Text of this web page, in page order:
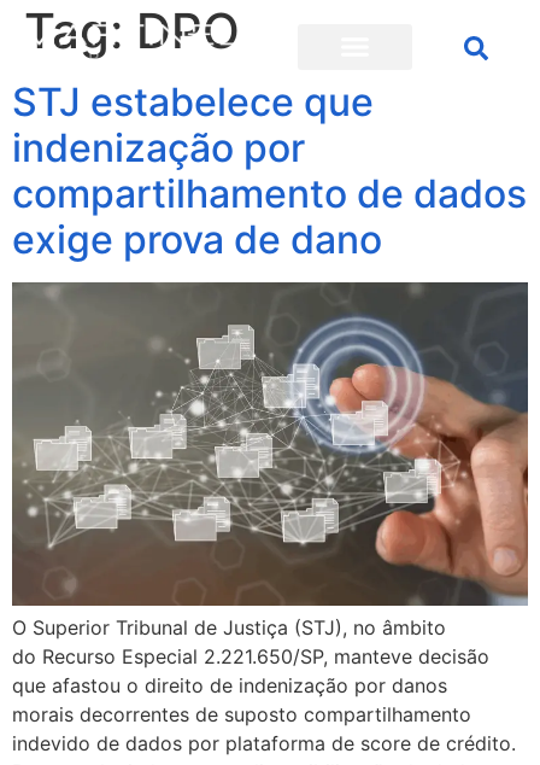
Tag: DPO
STJ estabelece que
indenização por
compartilhamento de dados
exige prova de dano
O Superior Tribunal de Justiça (STJ), no âmbito
do Recurso Especial 2.221.650/SP, manteve decisão
que afastou o direito de indenização por danos
morais decorrentes de suposto compartilhamento
indevido de dados por plataforma de score de crédito.